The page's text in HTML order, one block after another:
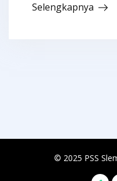
Selengkapnya
© 2025 PSS